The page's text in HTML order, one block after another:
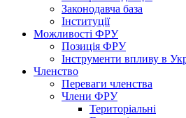
Законодавча база
Інституції
Можливості ФРУ
Позиція ФРУ
Інструменти впливу в
Членство
Переваги членства
Члени ФРУ
Територіальні